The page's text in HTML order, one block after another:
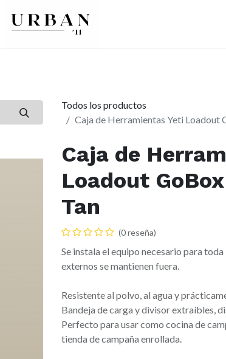
Todos los productos
Caja de Herramientas Yeti Loadout
Caja de
Loadout
Tan
(0 reseña)
Se instala el equipo necesario para
externos se mantienen fuera.
Resistente al polvo, al agua y
Bandeja de carga y divisor extraíbles,
Perfecto para usar como cocina de
tienda de campaña enrollada.